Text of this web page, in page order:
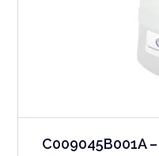
C009045B001A